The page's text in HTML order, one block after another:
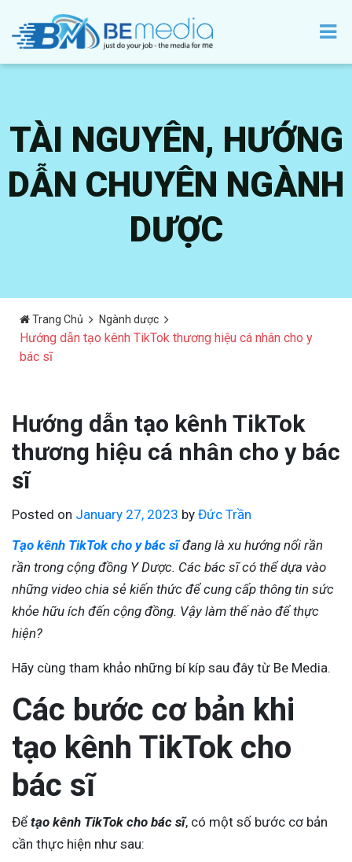
TÀI NGUYÊN, HƯỚNG
DẪN CHUYÊN NGÀNH
DƯỢC
Trang Chủ Ngành dược
Hướng dẫn tạo kênh TikTok thương hiệu cá nhân cho y
bác sĩ
Hướng dẫn tạo kênh TikTok
thương hiệu cá nhân cho y bác
sĩ
Posted on January 27, 2023 by Đức Trần
Tạo kênh TikTok cho y bác sĩđang là xu hướng nổi rần
rần trong cộng đồng Y Dược. Các bác sĩ có thể dựa vào
những video chia sẻ kiến thức để cung cấp thông tin sức
khỏe hữu ích đến cộng đồng. Vậy làm thế nào để thực
hiện?
Hãy cùng tham khảo những bí kíp sau đây từ Be Media.
Các bước cơ bản khi
tạo kênh TikTok cho
bác sĩ
Để tạo kênh TikTok cho bác sĩ, có một số bước cơ bản
cần thực hiện như sau: